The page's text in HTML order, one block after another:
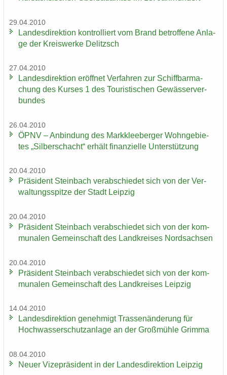
29.04.2010
Lan­des­di­rek­ti­on kon­trol­liert vom Brand be­trof­fe­ne An­la­
ge der Kreis­wer­ke De­litzsch
27.04.2010
Lan­des­di­rek­ti­on er­öff­net Ver­fah­ren zur Schiff­bar­ma­
chung des Kur­ses 1 des Tou­ris­ti­schen Ge­wäs­ser­ver­
bun­des
26.04.2010
ÖPNV – An­bin­dung des Mark­klee­ber­ger Wohn­ge­bie­
tes „Sil­ber­schacht“ er­hält fi­nan­zi­el­le Un­ter­stüt­zung
20.04.2010
Prä­si­dent Stein­bach ver­ab­schie­det sich von der Ver­
wal­tungs­spit­ze der Stadt Leip­zig
20.04.2010
Prä­si­dent Stein­bach ver­ab­schie­det sich von der kom­
mu­na­len Ge­mein­schaft des Land­krei­ses Nord­sach­sen
20.04.2010
Prä­si­dent Stein­bach ver­ab­schie­det sich von der kom­
mu­na­len Ge­mein­schaft des Land­krei­ses Leip­zig
14.04.2010
Lan­des­di­rek­ti­on ge­neh­migt Tras­sen­än­de­rung für
Hoch­was­ser­schutz­an­la­ge an der Groß­müh­le Grim­ma
08.04.2010
Neuer Vi­ze­prä­si­dent in der Lan­des­di­rek­ti­on Leip­zig